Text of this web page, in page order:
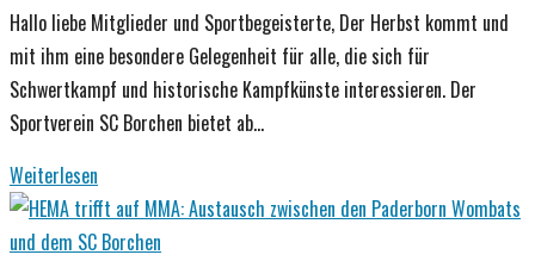
des
SC
Borchen
Hallo liebe Mitglieder und Sportbegeisterte, Der Herbst kommt und
mit ihm eine besondere Gelegenheit für alle, die sich für
Schwertkampf und historische Kampfkünste interessieren. Der
Sportverein SC Borchen bietet ab…
Weiterlesen
die
Kunst